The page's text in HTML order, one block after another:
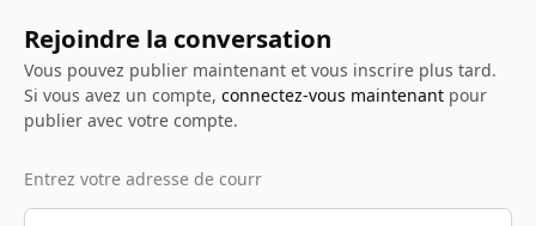
Rejoindre la conversation
Vous pouvez publier maintenant et vous inscrire plus tard.
Si vous avez un compte, connectez-vous maintenantpour
publier avec votre compte.